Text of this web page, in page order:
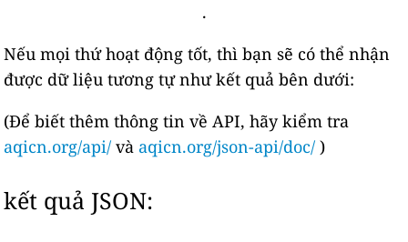
.
Nếu mọi thứ hoạt động tốt, thì bạn sẽ có thể nhận
được dữ liệu tương tự như kết quả bên dưới:
(Để biết thêm thông tin về API, hãy kiểm tra
aqicn.org/api/ và aqicn.org/json-api/doc/ )
kết quả JSON: